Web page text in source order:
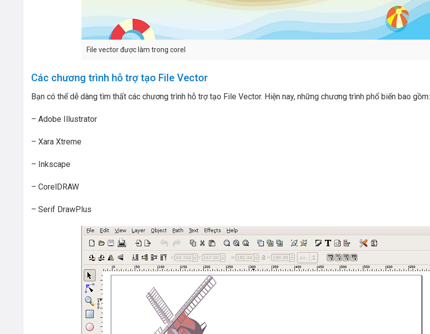
File vector được làm trong corel
Các chương trình hỗ trợ tạo File Vector
Bạn có thể dễ dàng tìm thất các chương trình hỗ trợ tạo File Vector. Hiện nay, những chương trình phổ biến bao gồm:
– Adobe Illustrator
– Xara Xtreme
– Inkscape
– CorelDRAW
– Serif DrawPlus